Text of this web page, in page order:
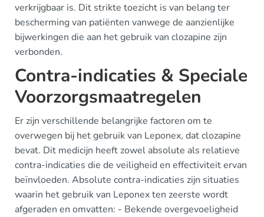
verkrijgbaar is. Dit strikte toezicht is van belang ter
bescherming van patiënten vanwege de aanzienlijke
bijwerkingen die aan het gebruik van clozapine zijn
verbonden.
Contra-indicaties & Speciale
Voorzorgsmaatregelen
Er zijn verschillende belangrijke factoren om te
overwegen bij het gebruik van Leponex, dat clozapine
bevat. Dit medicijn heeft zowel absolute als relatieve
contra-indicaties die de veiligheid en effectiviteit ervan
beïnvloeden. Absolute contra-indicaties zijn situaties
waarin het gebruik van Leponex ten zeerste wordt
afgeraden en omvatten: - Bekende overgevoeligheid